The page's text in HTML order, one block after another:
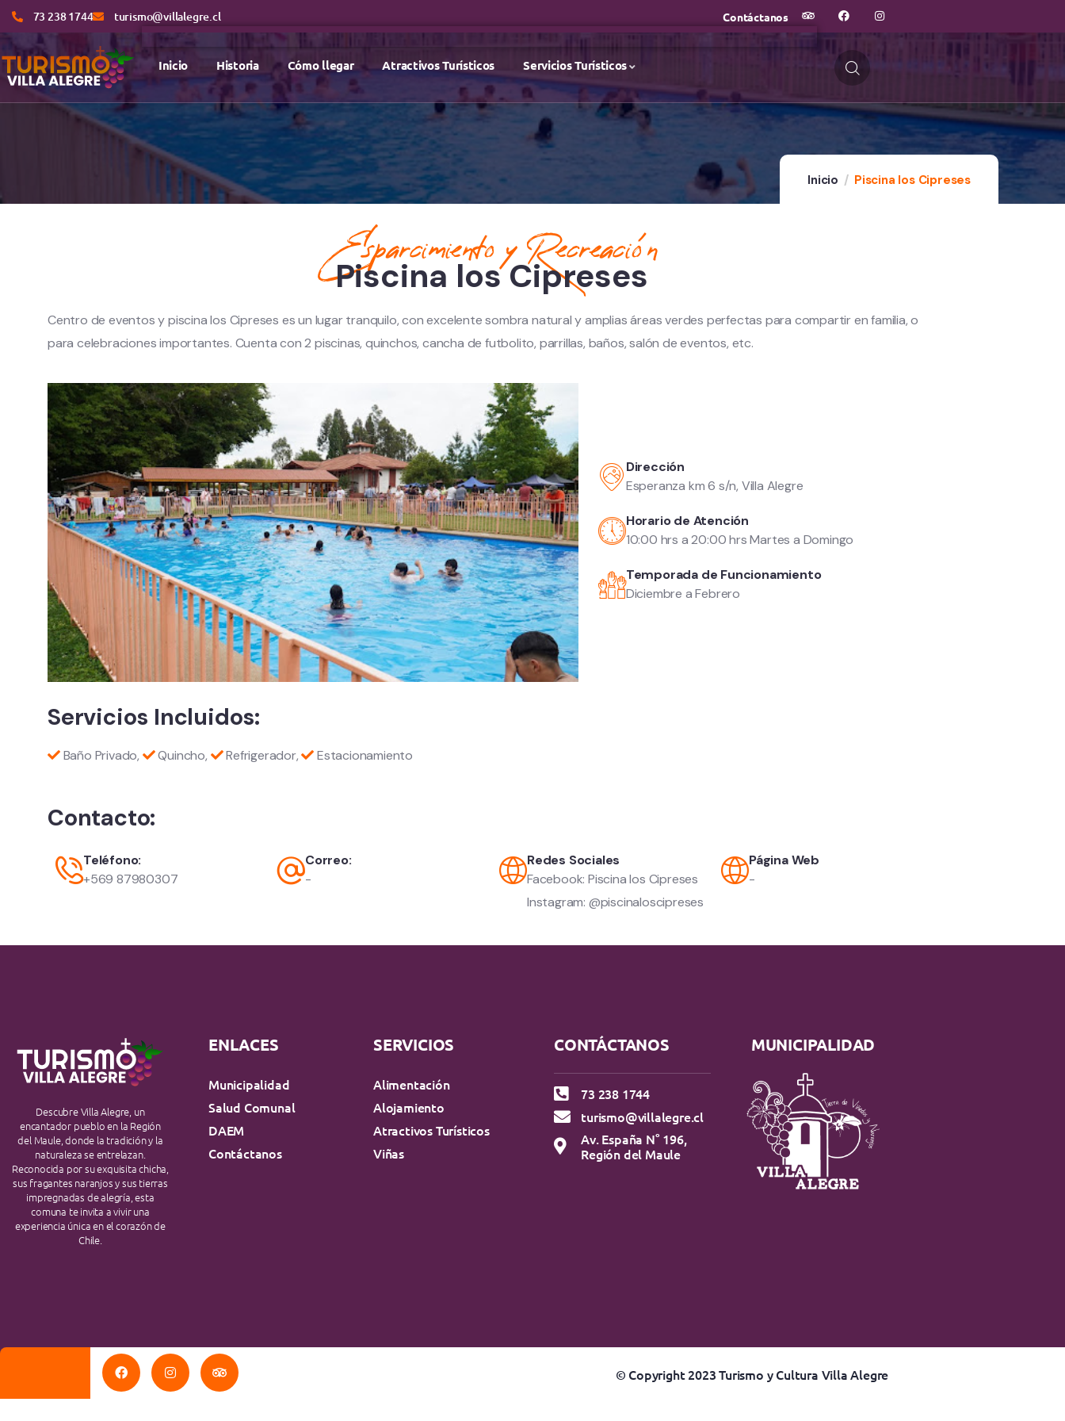
73 238 1744 turismo@villalegre.cl Contáctanos
Inicio Historia Cómo llegar Atractivos Turísticos Servicios Turísticos
Inicio Piscina los Cipreses
Esparcimiento y Recreación
Piscina los Cipreses
Centro de eventos y piscina los Cipreses es un lugar tranquilo, con excelente sombra natural y amplias áreas verdes perfectas para compartir en familia, o
para celebraciones importantes. Cuenta con 2 piscinas, quinchos, cancha de futbolito, parrillas, baños, salón de eventos, etc.
Dirección
Esperanza km 6 s/n, Villa Alegre
Horario de Atención
10:00 hrs a 20:00 hrs Martes a Domingo
Temporada de Funcionamiento
Diciembre a Febrero
Servicios Incluidos:
Baño Privado, Quincho, Refrigerador, Estacionamiento
Contacto:
Teléfono:
+569 87980307
Correo:
-
Redes Sociales
Facebook: Piscina los Cipreses
Instagram: @piscinaloscipreses
Página Web
-
Descubre Villa Alegre, un
encantador pueblo en la Región
del Maule, donde la tradición y la
naturaleza se entrelazan.
Reconocida por su exquisita chicha,
sus fragantes naranjos y sus tierras
impregnadas de alegría, esta
comuna te invita a vivir una
experiencia única en el corazón de
Chile.
ENLACES
Municipalidad
Salud Comunal
DAEM
Contáctanos
SERVICIOS
Alimentación
Alojamiento
Atractivos Turísticos
Viñas
CONTÁCTANOS
73 238 1744
turismo@villalegre.cl
Av. España N° 196,
Región del Maule
MUNICIPALIDAD
© Copyright 2023 Turismo y Cultura Villa Alegre